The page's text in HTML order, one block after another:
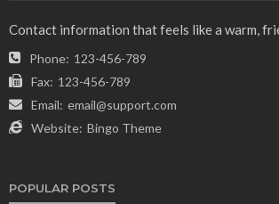
Contact information that feels like a warm,
Phone: 123-456-789
Fax: 123-456-789
Email: email@support.com
Website: Bingo Theme
POPULAR POSTS